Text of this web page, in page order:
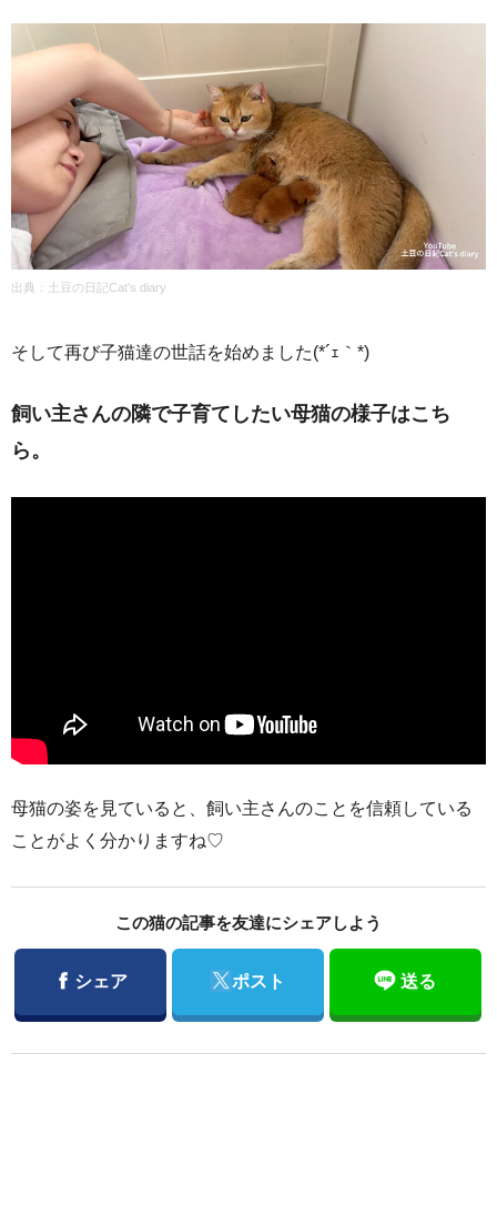
出典：土豆の日記Cat’s diary
そして再び子猫達の世話を始めました(*´ｪ｀*)
飼い主さんの隣で子育てしたい母猫の様子はこち
ら。
母猫の姿を見ていると、飼い主さんのことを信頼している
ことがよく分かりますね♡
この猫の記事を友達にシェアしよう
Facebook
シェア Twitter
ポスト 送る